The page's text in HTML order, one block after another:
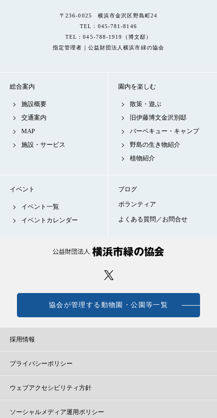
〒236-0025 横浜市金沢区野島町24
TEL：045-781-8146
TEL：045-788-1919（博文邸）
指定管理者｜公益財団法人横浜市緑の協会
総合案内
施設概要
交通案内
MAP
施設・サービス
園内を楽しむ
散策・遊ぶ
旧伊藤博文金沢別邸
バーベキュー・キャンプ
野島の生き物紹介
植物紹介
イベント
イベント一覧
イベントカレンダー
ブログ
ボランティア
よくある質問／お問合せ
協会が管理する動物園・公園等一覧
採用情報
プライバシーポリシー
ウェブアクセシビリティ方針
ソーシャルメディア運用ポリシー